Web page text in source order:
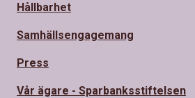
Hållbarhet
Samhällsengagemang
Press
Vår ägare - Sparbanksstiftelsen